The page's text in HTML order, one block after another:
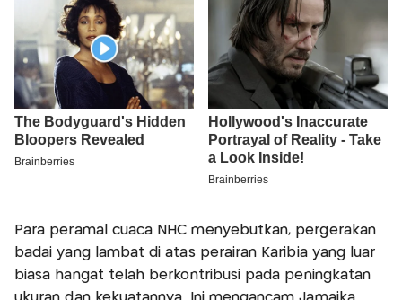
Para peramal cuaca NHC menyebutkan, pergerakan
badai yang lambat di atas perairan Karibia yang luar
biasa hangat telah berkontribusi pada peningkatan